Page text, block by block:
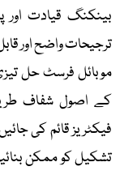
ترجیحات واضح اور
موبائل فرسٹ حل
کے اصول شفاف
فیکٹریز قائم کی
تشکیل کو ممکن